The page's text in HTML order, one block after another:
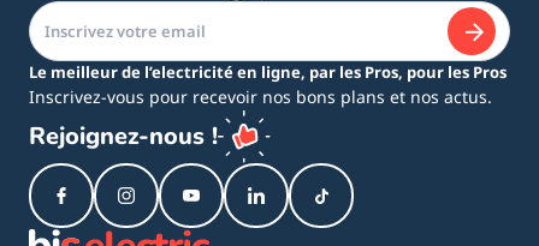
Le meilleur de l’electricité en ligne, par les Pros, pour les Pros
Inscrivez-vous pour recevoir nos bons plans et nos actus.
Rejoignez-nous !